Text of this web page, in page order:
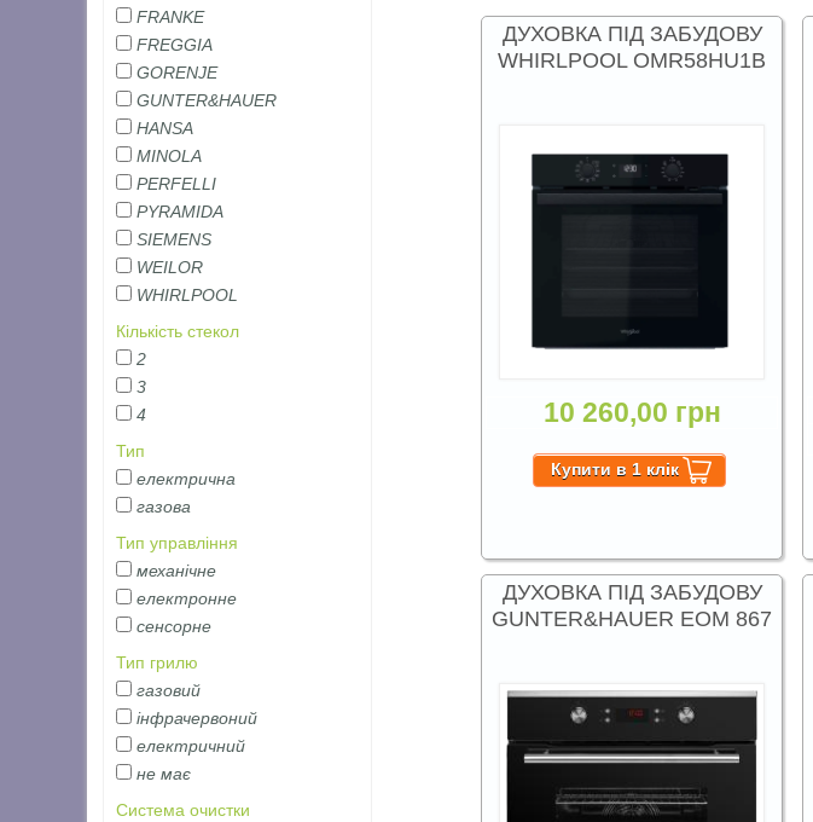
ДУХОВКА ПІД ЗАБУДОВУ
WHIRLPOOL OMR58HU1B
10 260,00 грн
ДУХОВКА ПІД ЗАБУДОВУ
GUNTER&HAUER EOM 867
FRANKE
FREGGIA
GORENJE
GUNTER&HAUER
HANSA
MINOLA
PERFELLI
PYRAMIDA
SIEMENS
WEILOR
WHIRLPOOL
Кількість стекол
2
3
4
Тип
електрична
газова
Тип управління
механічне
електронне
сенсорне
Тип грилю
газовий
інфрачервоний
електричний
не має
Система очистки